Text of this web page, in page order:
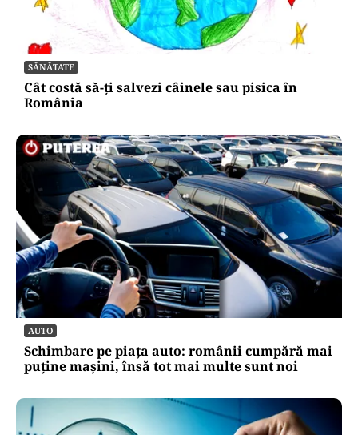
SĂNĂTATE
Cât costă să-ți salvezi câinele sau pisica în
România
AUTO
Schimbare pe piața auto: românii cumpără mai
puține mașini, însă tot mai multe sunt noi